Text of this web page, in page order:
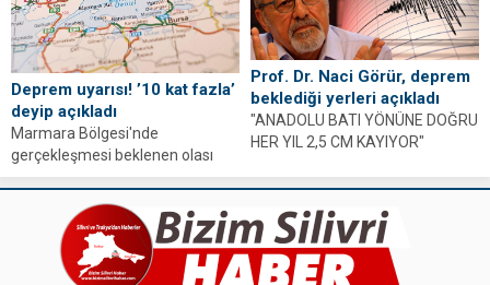
limanına...
Deprem uyarısı! ’10 kat fazla’
deyip açıkladı
Marmara Bölgesi'nde
gerçekleşmesi beklenen olası
İstanbul depremi, yaratacağı
etkiler dolayısıyla gündemden
düşmüyor. Türkiye’nin kalbi
konumunda...
Prof. Dr. Naci Görür, deprem
beklediği yerleri açıkladı
"ANADOLU BATI YÖNÜNE DOĞRU
HER YIL 2,5 CM KAYIYOR"
uyarılarda bulunan Naci...